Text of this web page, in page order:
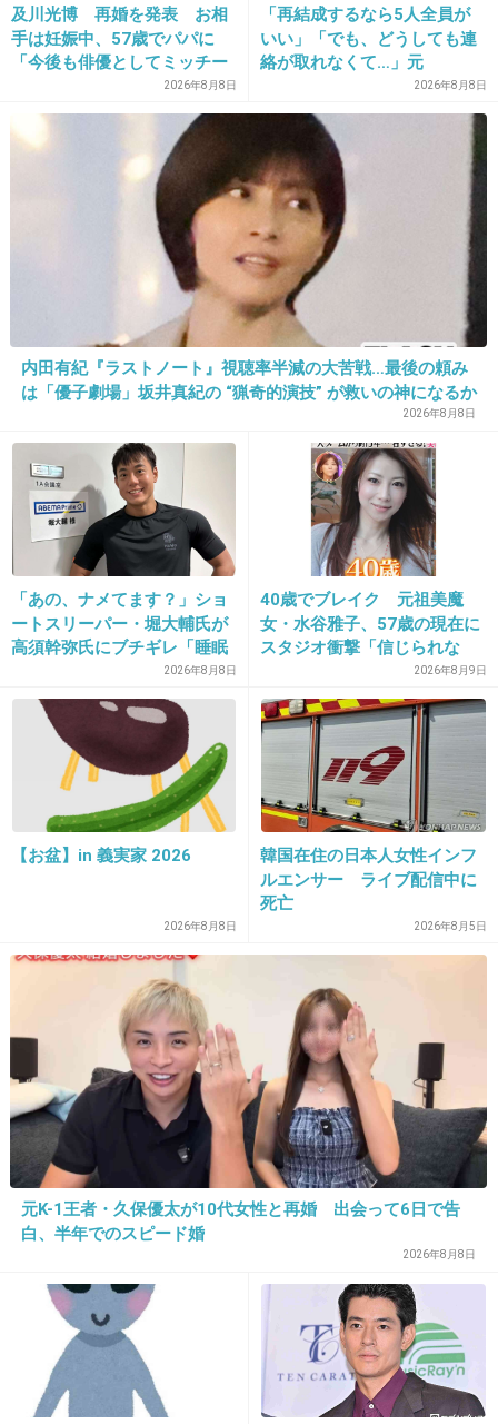
>>14
地方だけどここ最近は生活の話＝政治の事みたいな感じで
政治の事も話する事増えた
外国人だって急に沸いたわけでもなく政治が入れてるし
+7
アメリカの大統領選とか兵庫県知事選あたりから職場でも
話題に出来るようになって、普通にご飯の時にさらっと話
してる。まわりも支持政党とか同じ感覚なことが前提。
+5 -1
2026/07/08(水) 11:50:00
別にデモに参加してもいいけど、
・戦争やってないのに戦争反対！
・支持率高いのに高市やめろ（では誰がいいの？）
・人を殺してないのに大勢で人殺し！
・拡声器で大音量
・中指立てる
・駅の公共の場をフェスみたいにする
とかおかしい人達が目立つからね
いきすぎてる人は逮捕してほしい
+8 -5
27. 匿名2026/07/08(水) 11:50:13
28. 匿名2026/07/08(水) 11:51:54
この前幼稚園のママさんと話しました！
結構仲良かったので、向こうからしてくれて嬉しかったで
す。
+3 -1
29. 匿名 2026/07/08(水) 11:54:44
夫とたまに話すけど選挙前とかかな。
及川光博 再婚を発表 お相
手は妊娠中、57歳でパパに
「今後も俳優としてミッチー
2026年8月8日
「再結成するなら5人全員が
いい」「でも、どうしても連
絡が取れなくて…」元
ZONE・MIZUHO（38）が明
かす「19年ぶりに芸能界復
帰」した本当の理由
2026年8月8日
内田有紀『ラストノート』視聴率半減の大苦戦…最後の頼み
は「優子劇場」坂井真紀の “猟奇的演技” が救いの神になるか
2026年8月8日
「あの、ナメてます？」ショ
ートスリーパー・堀大輔氏が
高須幹弥氏にブチギレ「睡眠
不足の人＝キレやすい」SNS
で物議
2026年8月8日
40歳でブレイク 元祖美魔
女・水谷雅子、57歳の現在に
スタジオ衝撃「信じられな
い」「やっぱすごいね」2026年8月9日
【お盆】in 義実家 2026
2026年8月8日
韓国在住の日本人女性インフ
ルエンサー ライブ配信中に
死亡
2026年8月5日
元K-1王者・久保優太が10代女性と再婚 出会って6日で告
白、半年でのスピード婚
2026年8月8日